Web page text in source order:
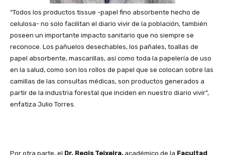
“Todos los productos tissue -papel fino absorbente hecho de
celulosa- no solo facilitan el diario vivir de la población, también
poseen un importante impacto sanitario que no siempre se
reconoce. Los pañuelos desechables, los pañales, toallas de
papel absorbente, mascarillas, así como toda la papelería de uso
en la salud, como son los rollos de papel que se colocan sobre las
camillas de las consultas médicas, son productos generados a
partir de la industria forestal que inciden en nuestro diario vivir”,
enfatiza Julio Torres.
Por otra parte, el Dr. Regis Teixeira,académico de la Facultad